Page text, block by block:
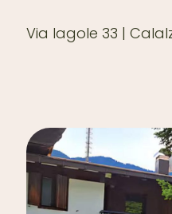
Via lagole 33 |